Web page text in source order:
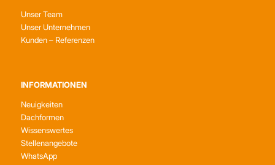
Unser Team
Unser Unternehmen
Kunden – Referenzen
INFORMATIONEN
Neuigkeiten
Dachformen
Wissenswertes
Stellenangebote
WhatsApp